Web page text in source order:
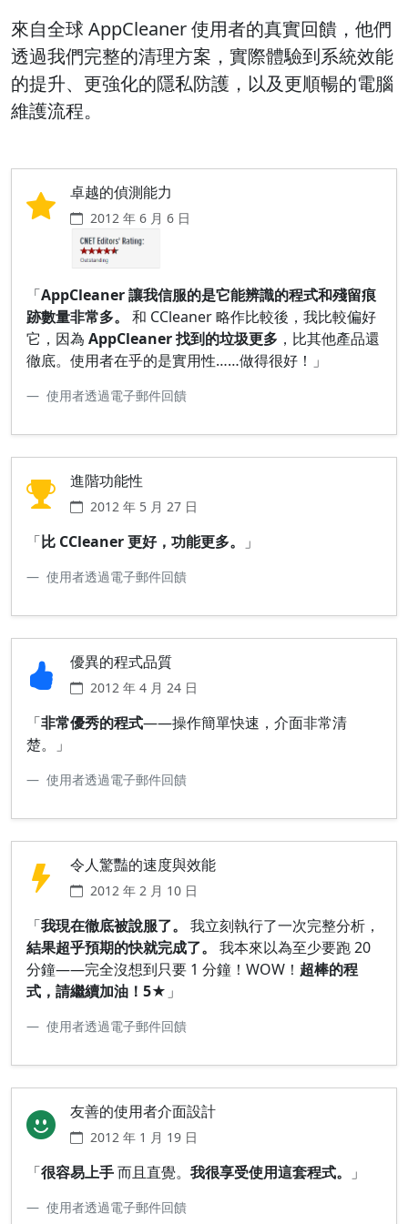
來自全球 AppCleaner 使用者的真實回饋，他們
透過我們完整的清理方案，實際體驗到系統效能
的提升、更強化的隱私防護，以及更順暢的電腦
維護流程。
卓越的偵測能力
2012 年 6 月 6 日
「AppCleaner 讓我信服的是它能辨識的程式和殘留痕
跡數量非常多。
和 CCleaner 略作比較後，我比較偏好
它，因為 AppCleaner 找到的垃圾更多 ，比其他產品還
徹底。使用者在乎的是實用性……做得很好！」
使用者透過電子郵件回饋
進階功能性
2012 年 5 月 27 日
「比 CCleaner 更好，功能更多。 」
使用者透過電子郵件回饋
優異的程式品質
2012 年 4 月 24 日
「非常優秀的程式——操作簡單快速，介面非常清
楚。」
使用者透過電子郵件回饋
令人驚豔的速度與效能
2012 年 2 月 10 日
「我現在徹底被說服了。
我立刻執行了一次完整分析，
結果超乎預期的快就完成了。
我本來以為至少要跑 20
分鐘——完全沒想到只要 1 分鐘！WOW！ 超棒的程
式，請繼續加油！5★ 」
使用者透過電子郵件回饋
友善的使用者介面設計
2012 年 1 月 19 日
「很容易上手而且直覺。 我很享受使用這套程式。 」
使用者透過電子郵件回饋